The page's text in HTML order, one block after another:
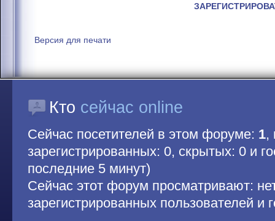
Версия для печати
Кто сейчас online
Сейчас посетителей в этом форуме: 1,
зарегистрированных: 0, скрытых: 0 и
последние 5 минут)
Сейчас этот форум просматривают:
зарегистрированных пользователей и